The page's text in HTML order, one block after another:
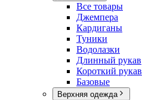
Все товары
Джемпера
Кардиганы
Туники
Водолазки
Длинный рукав
Короткий рукав
Базовые
Верхняя одежда